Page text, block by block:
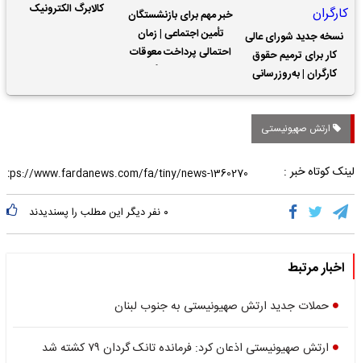
نسخه جدید شورای عالی
کار برای ترمیم حقوق
کارگران | به‌روزرسانی
کمک‌های معیشتی برای
کارگران
خبر مهم برای بازنشستگان
تأمین اجتماعی | زمان
احتمالی پرداخت معوقات
کالابرگ الکترونیک
ارتش صهیونیستی
لینک کوتاه خبر :
۰ نفر دیگر این مطلب را پسندیدند
اخبار مرتبط
حملات جدید ارتش صهیونیستی به جنوب لبنان
ارتش صهیونیستی اذعان کرد: فرمانده تانک گردان ۷۹ کشته شد